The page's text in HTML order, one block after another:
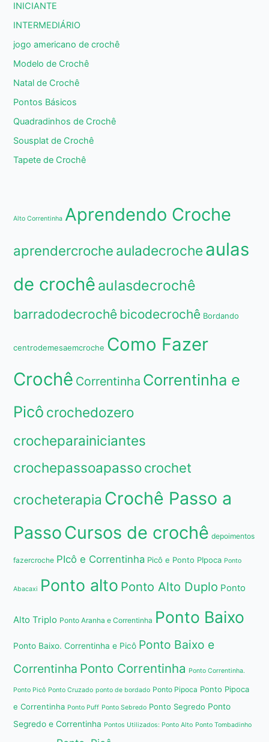
INICIANTE
INTERMEDIÁRIO
jogo americano de crochê
Modelo de Crochê
Natal de Crochê
Pontos Básicos
Quadradinhos de Crochê
Sousplat de Crochê
Tapete de Crochê
Alto Correntinha Aprendendo Croche
aprendercroche auladecroche aulas
de crochê aulasdecrochê
barradodecrochê bicodecrochê Bordando
centrodemesaemcroche Como Fazer
Crochê Correntinha Correntinha e
Picô crochedozero
crocheparainiciantes
crochepassoapassocrochet
crocheterapia Crochê Passo a
PassoCursos de crochê depoimentos
fazercroche PIcô e Correntinha Picô e Ponto PIpoca Ponto
Abacaxi Ponto alto Ponto Alto Duplo Ponto
Alto Triplo Ponto Aranha e Correntinha Ponto Baixo
Ponto Baixo. Correntinha e Picô Ponto Baixo e
Correntinha Ponto Correntinha Ponto Correntinha.
Ponto Picô Ponto Cruzado ponto de bordado Ponto Pipoca Ponto Pipoca
e Correntinha Ponto Puff Ponto Sebredo Ponto Segredo Ponto
Segredo e Correntinha Pontos Utilizados: Ponto Alto Ponto Tombadinho